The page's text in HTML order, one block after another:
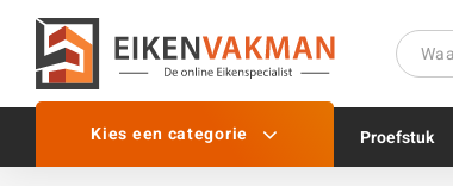
Kies een categorie Proefstuk